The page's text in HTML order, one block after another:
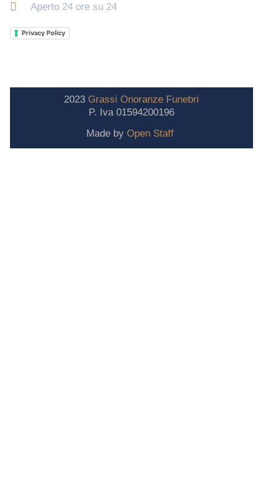
Aperto 24 ore su 24
Privacy Policy
2023 Grassi Onoranze Funebri
P. Iva 01594200196
Made by Open Staff